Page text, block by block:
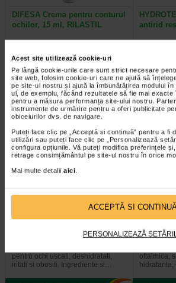
Acest site utilizează cookie-uri
Pe lângă cookie-urile care sunt strict necesare
site web, folosim cookie-uri care ne ajută să
pe site-ul nostru și ajută la îmbunătățirea modului
ul, de exemplu, făcând rezultatele să fie mai exacte
pentru a măsura performanța site-ului nostru.
instrumente de urmărire pentru a oferi publicitate
obiceiurilor dvs. de navigare.
Puteți face clic pe „Acceptă si continuă” pentru a fi
utilizări sau puteți face clic pe „Personalizează
configura opțiunile. Vă puteți modifica preferințele
retrage consimțământul pe site-ul nostru în orice
Mai multe detalii aici.
ACCEPTĂ SI
PERSONALIZEAZĂ
DIFESA Crema pentru conturul
ochilor, 15 ml, RILASTIL
formulat pentru pielea sensibila,
reactiva si predispusa la alergii…
antirid
ochi si
Plătești 2, primești 3
Picaturi de ochi Oftapic
Intensive, 10 ml, ASSISTA
pentru ochi uscati, deshidratati,
iritati si obositi. Ingrediente si…
Picaturi
Allergy,
oftalmica,